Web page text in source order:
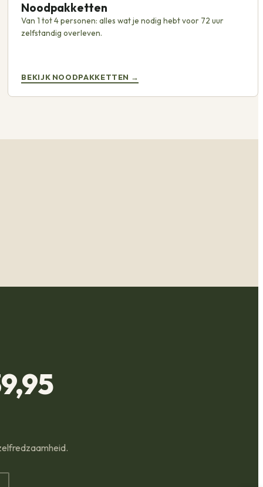
Noodpakketten
Van 1 tot 4 personen: alles wat je nodig hebt voor 72 uur
zelfstandig overleven.
BEKIJK NOODPAKKETTEN →